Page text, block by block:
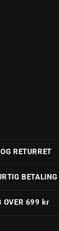
RETURRET
BETALING
OVER 699 kr